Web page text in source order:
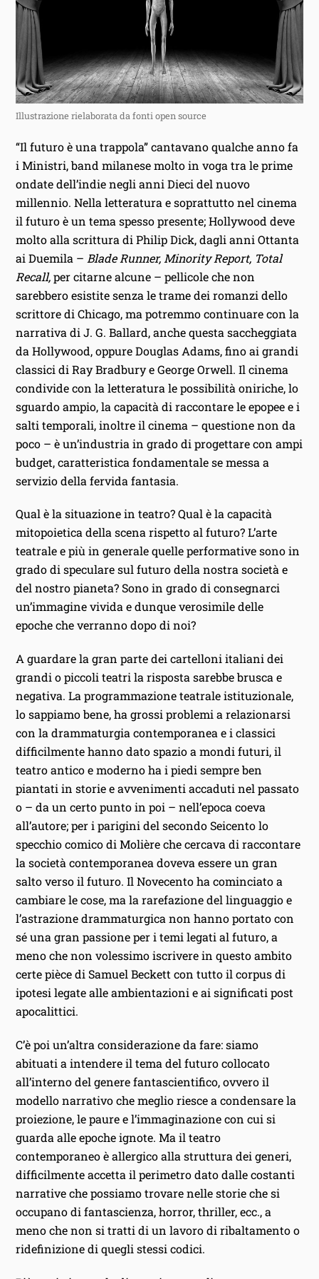
Illustrazione rielaborata da fonti open source
“Il futuro è una trappola” cantavano qualche anno fa
i Ministri, band milanese molto in voga tra le prime
ondate dell’indie negli anni Dieci del nuovo
millennio. Nella letteratura e soprattutto nel cinema
il futuro è un tema spesso presente; Hollywood deve
molto alla scrittura di Philip Dick, dagli anni Ottanta
ai Duemila – Blade Runner, Minority Report, Total
Recall,per citarne alcune – pellicole che non
sarebbero esistite senza le trame dei romanzi dello
scrittore di Chicago, ma potremmo continuare con la
narrativa di J. G. Ballard, anche questa saccheggiata
da Hollywood, oppure Douglas Adams, fino ai grandi
classici di Ray Bradbury e George Orwell. Il cinema
condivide con la letteratura le possibilità oniriche, lo
sguardo ampio, la capacità di raccontare le epopee e i
salti temporali, inoltre il cinema – questione non da
poco – è un’industria in grado di progettare con ampi
budget, caratteristica fondamentale se messa a
servizio della fervida fantasia.
Qual è la situazione in teatro? Qual è la capacità
mitopoietica della scena rispetto al futuro? L’arte
teatrale e più in generale quelle performative sono in
grado di speculare sul futuro della nostra società e
del nostro pianeta? Sono in grado di consegnarci
un’immagine vivida e dunque verosimile delle
epoche che verranno dopo di noi?
A guardare la gran parte dei cartelloni italiani dei
grandi o piccoli teatri la risposta sarebbe brusca e
negativa. La programmazione teatrale istituzionale,
lo sappiamo bene, ha grossi problemi a relazionarsi
con la drammaturgia contemporanea e i classici
difficilmente hanno dato spazio a mondi futuri, il
teatro antico e moderno ha i piedi sempre ben
piantati in storie e avvenimenti accaduti nel passato
o – da un certo punto in poi – nell’epoca coeva
all’autore; per i parigini del secondo Seicento lo
specchio comico di Molière che cercava di raccontare
la società contemporanea doveva essere un gran
salto verso il futuro. Il Novecento ha cominciato a
cambiare le cose, ma la rarefazione del linguaggio e
l’astrazione drammaturgica non hanno portato con
sé una gran passione per i temi legati al futuro, a
meno che non volessimo iscrivere in questo ambito
certe pièce di Samuel Beckett con tutto il corpus di
ipotesi legate alle ambientazioni e ai significati post
apocalittici.
C’è poi un’altra considerazione da fare: siamo
abituati a intendere il tema del futuro collocato
all’interno del genere fantascientifico, ovvero il
modello narrativo che meglio riesce a condensare la
proiezione, le paure e l’immaginazione con cui si
guarda alle epoche ignote. Ma il teatro
contemporaneo è allergico alla struttura dei generi,
difficilmente accetta il perimetro dato dalle costanti
narrative che possiamo trovare nelle storie che si
occupano di fantascienza, horror, thriller, ecc., a
meno che non si tratti di un lavoro di ribaltamento o
ridefinizione di quegli stessi codici.